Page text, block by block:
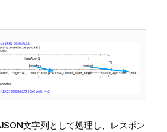
文字列として処理し、レスポン